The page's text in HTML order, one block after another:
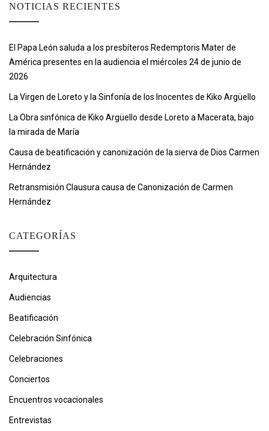
NOTICIAS RECIENTES
El Papa León saluda a los presbíteros Redemptoris Mater de
América presentes en la audiencia el miércoles 24 de junio de
2026
La Virgen de Loreto y la Sinfonía de los Inocentes de Kiko Argüello
La Obra sinfónica de Kiko Argüello desde Loreto a Macerata, bajo
la mirada de María
Causa de beatificación y canonización de la sierva de Dios Carmen
Hernández
Retransmisión Clausura causa de Canonización de Carmen
Hernández
CATEGORÍAS
Arquitectura
Audiencias
Beatificación
Celebración Sinfónica
Celebraciones
Conciertos
Encuentros vocacionales
Entrevistas